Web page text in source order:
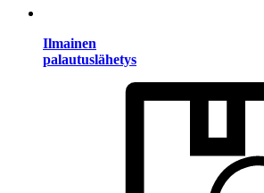
Ilmainen
palautuslähetys